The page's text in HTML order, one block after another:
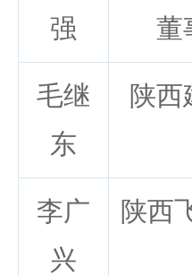
强
董
毛继
东
陕
李广
兴
陕西